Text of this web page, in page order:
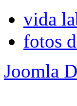
vida
fotos
Joomla